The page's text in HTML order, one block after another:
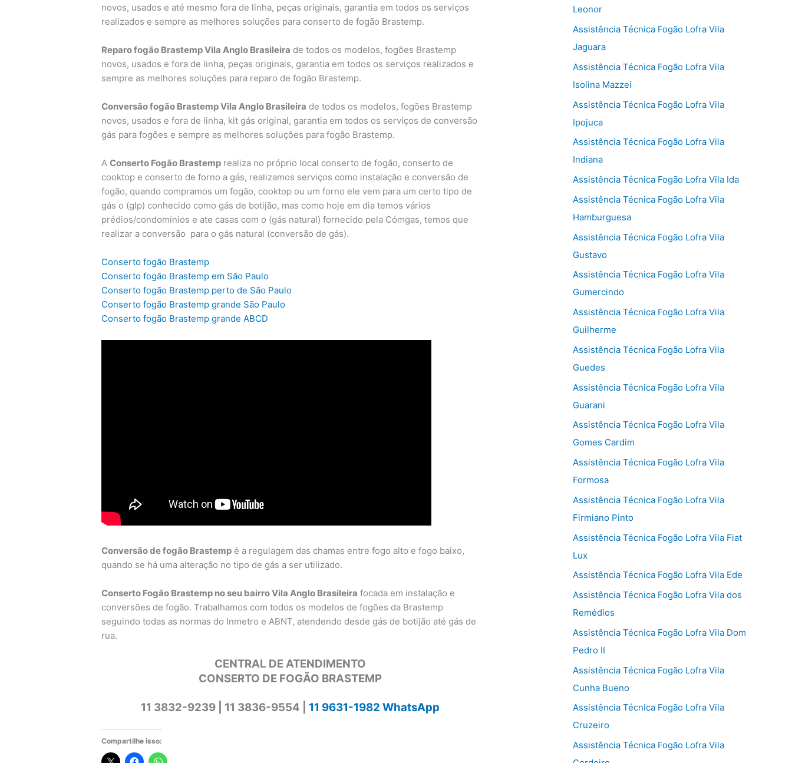
novos, usados e até mesmo fora de linha, peças originais, garantia em todos os serviços
realizados e sempre as melhores soluções para conserto de fogão Brastemp.
Reparo fogão Brastemp Vila Anglo Brasileira de todos os modelos, fogões Brastemp
novos, usados e fora de linha, peças originais, garantia em todos os serviços realizados e
sempre as melhores soluções para reparo de fogão Brastemp.
Conversão fogão Brastemp Vila Anglo Brasileira de todos os modelos, fogões Brastemp
novos, usados e fora de linha, kit gás original, garantia em todos os serviços de conversão
gás para fogões e sempre as melhores soluções para fogão Brastemp.
AConserto Fogão Brastemp realiza no próprio local conserto de fogão, conserto de
cooktop e conserto de forno a gás, realizamos serviços como instalação e conversão de
fogão, quando compramos um fogão, cooktop ou um forno ele vem para um certo tipo de
gás o (glp) conhecido como gás de botijão, mas como hoje em dia temos vários
prédios/condomínios e ate casas com o (gás natural) fornecido pela Cómgas, temos que
realizar a conversão para o gás natural (conversão de gás).
Conserto fogão Brastemp
Conserto fogão Brastemp em São Paulo
Conserto fogão Brastemp perto de São Paulo
Conserto fogão Brastemp grande São Paulo
Conserto fogão Brastemp grande ABCD
Conversão de fogão Brastemp é a regulagem das chamas entre fogo alto e fogo baixo,
quando se há uma alteração no tipo de gás a ser utilizado.
Conserto Fogão Brastemp no seu bairro Vila Anglo Brasileira focada em instalação e
conversões de fogão. Trabalhamos com todos os modelos de fogões da Brastemp
seguindo todas as normas do Inmetro e ABNT, atendendo desde gás de botijão até gás de
rua.
CENTRAL DE ATENDIMENTO
CONSERTO DE FOGÃO BRASTEMP
11 3832-9239 | 11 3836-9554 | 11 9631-1982 WhatsApp
Compartilhe isso:
Leonor
Assistência Técnica Fogão Lofra Vila
Jaguara
Assistência Técnica Fogão Lofra Vila
Isolina Mazzei
Assistência Técnica Fogão Lofra Vila
Ipojuca
Assistência Técnica Fogão Lofra Vila
Indiana
Assistência Técnica Fogão Lofra Vila Ida
Assistência Técnica Fogão Lofra Vila
Hamburguesa
Assistência Técnica Fogão Lofra Vila
Gustavo
Assistência Técnica Fogão Lofra Vila
Gumercindo
Assistência Técnica Fogão Lofra Vila
Guilherme
Assistência Técnica Fogão Lofra Vila
Guedes
Assistência Técnica Fogão Lofra Vila
Guarani
Assistência Técnica Fogão Lofra Vila
Gomes Cardim
Assistência Técnica Fogão Lofra Vila
Formosa
Assistência Técnica Fogão Lofra Vila
Firmiano Pinto
Assistência Técnica Fogão Lofra Vila Fiat
Lux
Assistência Técnica Fogão Lofra Vila Ede
Assistência Técnica Fogão Lofra Vila dos
Remédios
Assistência Técnica Fogão Lofra Vila Dom
Pedro II
Assistência Técnica Fogão Lofra Vila
Cunha Bueno
Assistência Técnica Fogão Lofra Vila
Cruzeiro
Assistência Técnica Fogão Lofra Vila